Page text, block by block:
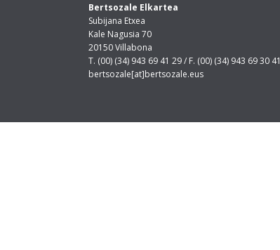
Bertsozale Elkartea
Subijana Etxea
Kale Nagusia 70
20150 Villabona
T. (00) (34) 943 69 41 29 / F. (00) (34) 943 69 30 41
bertsozale[at]bertsozale.eus